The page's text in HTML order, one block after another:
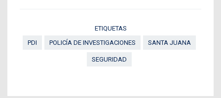
ETIQUETAS
PDI
POLICÍA DE INVESTIGACIONES SANTA JUANA
SEGURIDAD